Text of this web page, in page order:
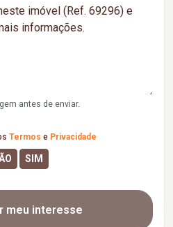
antes de enviar.
Termos e Privacidade
meu interesse